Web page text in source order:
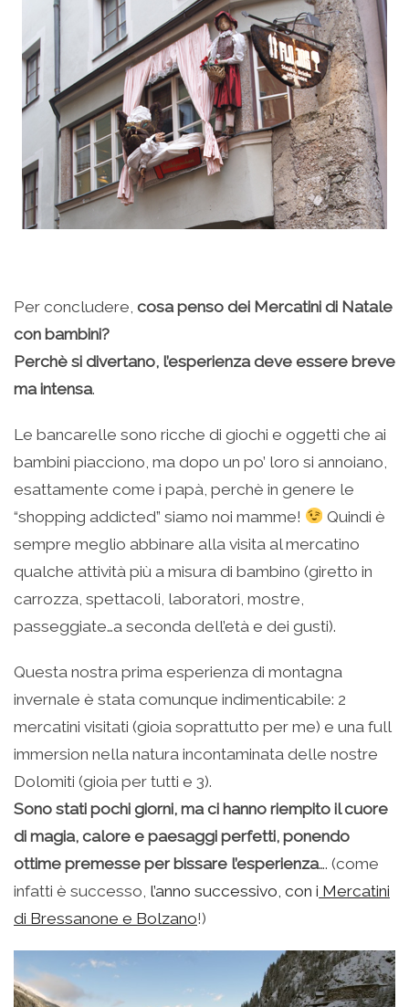
Per concludere, cosa penso dei Mercatini di Natale
con bambini?
Perchè si divertano, l’esperienza deve essere breve
ma intensa.
Le bancarelle sono ricche di giochi e oggetti che ai
bambini piacciono, ma dopo un po’ loro si annoiano,
esattamente come i papà, perchè in genere le
“shopping addicted” siamo noi mamme!
Quindi è
sempre meglio abbinare alla visita al mercatino
qualche attività più a misura di bambino (giretto in
carrozza, spettacoli, laboratori, mostre,
passeggiate…a seconda dell’età e dei gusti).
Questa nostra prima esperienza di montagna
invernale è stata comunque indimenticabile: 2
mercatini visitati (gioia soprattutto per me) e una full
immersion nella natura incontaminata delle nostre
Dolomiti (gioia per tutti e 3).
Sono stati pochi giorni, ma ci hanno riempito il cuore
di magia, calore e paesaggi perfetti, ponendo
ottime premesse per bissare l’esperienza…. (come
infatti è successo, l’anno successivo, con i Mercatini
di Bressanone e Bolzano!)